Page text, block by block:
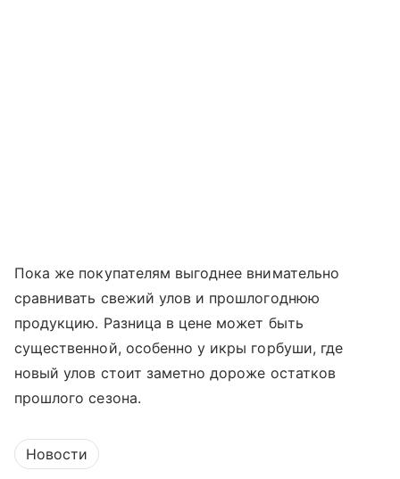
Пока же покупателям выгоднее внимательно
сравнивать свежий улов и прошлогоднюю
продукцию. Разница в цене может быть
существенной, особенно у икры горбуши, где
новый улов стоит заметно дороже остатков
прошлого сезона.
Новости